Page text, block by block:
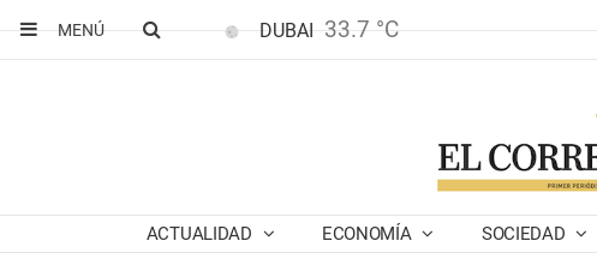
MENÚ
DUBAI 33.7 °C
ACTUALIDAD ECONOMÍA SOCIEDAD